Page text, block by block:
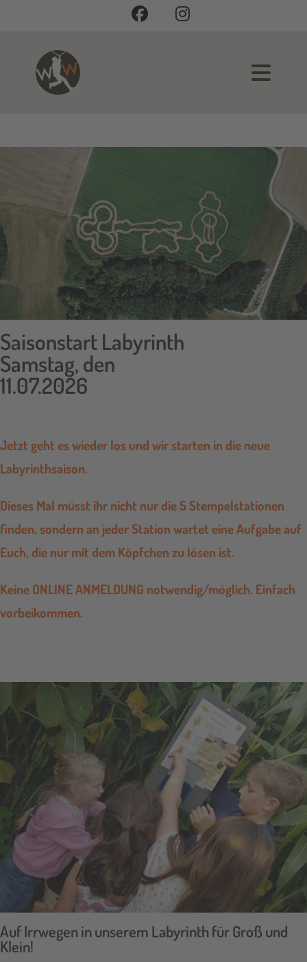
Saisonstart Labyrinth
Samstag, den
11.07.2026
Jetzt geht es wieder los und wir starten in die neue
Labyrinthsaison.
Dieses Mal müsst ihr nicht nur die 5 Stempelstationen
finden, sondern an jeder Station wartet eine Aufgabe auf
Euch, die nur mit dem Köpfchen zu lösen ist.
Keine ONLINE ANMELDUNG notwendig/möglich. Einfach
vorbeikommen.
Auf Irrwegen in unserem Labyrinth für Groß und
Klein!